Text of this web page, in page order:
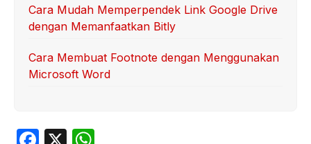
Cara Mudah Memperpendek Link Google Drive
dengan Memanfaatkan Bitly
Cara Membuat Footnote dengan Menggunakan
Microsoft Word